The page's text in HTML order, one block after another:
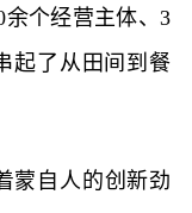
余个经营主体、3
起了从田间到餐
自人的创新劲